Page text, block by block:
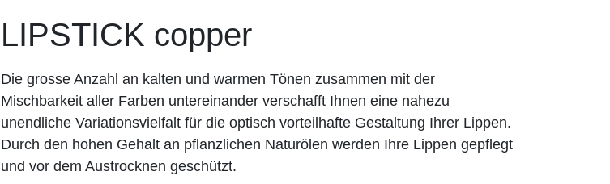
LIPSTICK copper
Die grosse Anzahl an kalten und warmen Tönen zusammen mit der
Mischbarkeit aller Farben untereinander verschafft Ihnen eine nahezu
unendliche Variationsvielfalt für die optisch vorteilhafte Gestaltung Ihrer Lippen.
Durch den hohen Gehalt an pflanzlichen Naturölen werden Ihre Lippen gepflegt
und vor dem Austrocknen geschützt.